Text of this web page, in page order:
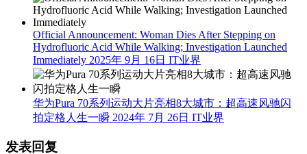
Official Announcement: Woman Dies After Stepping on
Hydrofluoric Acid While Walking; Investigation Launched
Immediately 2025年 9月 16日 IT业界
华为Pura 70系列运动大片亮相8大城市：超高速风驰闪
拍定格人生一瞬 2024年 7月 26日 IT业界
发表回复